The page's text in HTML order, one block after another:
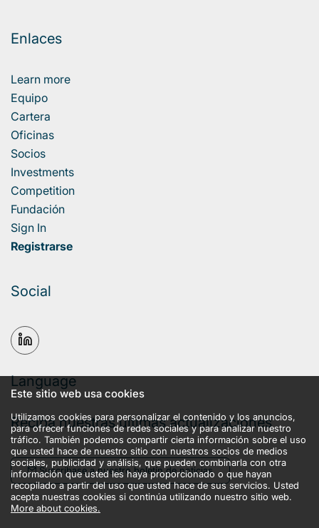
Enlaces
Learn more
Equipo
Cartera
Oficinas
Socios
Investments
Competition
Fundación
Sign In
Registrarse
Social
Language
Reciba nuestras últimas actualizaciones
Suscríbase a nuestro boletín de noticias
Este sitio web usa cookies
Utilizamos cookies para personalizar el contenido y los anuncios,
para ofrecer funciones de redes sociales y para analizar nuestro
tráfico. También podemos compartir cierta información sobre el uso
que usted hace de nuestro sitio con nuestros socios de medios
sociales, publicidad y análisis, que pueden combinarla con otra
información que usted les haya proporcionado o que hayan
recopilado a partir del uso que usted hace de sus servicios. Usted
acepta nuestras cookies si continúa utilizando nuestro sitio web.
More about cookies.